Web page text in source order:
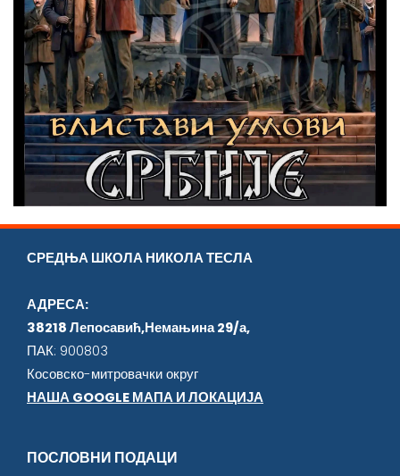
СРЕДЊА ШКОЛА НИКОЛА ТЕСЛА
АДРЕСА:
38218 Лепосавић,Немањина 29/а,
ПАК: 900803
Косовско-митровачки округ
НАША GOOGLE МАПА И ЛОКАЦИЈА
ПОСЛОВНИ ПОДАЦИ